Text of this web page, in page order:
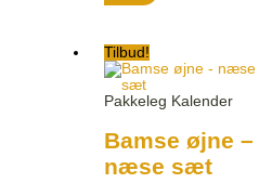
Tilbud!
Pakkeleg Kalender
Bamse øjne –
næse sæt